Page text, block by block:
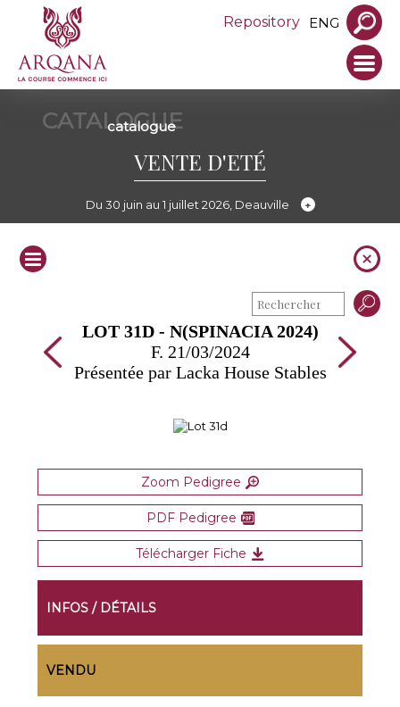
Repository ENG
CATALOGUE
catalogue
VENTE D'ETÉ
Du 30 juin au 1 juillet 2026, Deauville
LOT 31D - N(SPINACIA 2024)
F. 21/03/2024
Présentée par Lacka House Stables
Zoom Pedigree
PDF Pedigree
Télécharger Fiche
INFOS / DÉTAILS
VENDU